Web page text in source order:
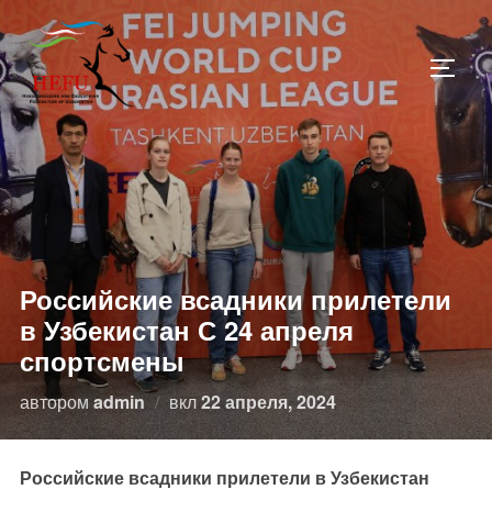
Перейти
к
содержимому
Российские всадники прилетели
в Узбекистан С 24 апреля
спортсмены
авторомadmin вклОпубликовано
22 апреля, 2024
Российские всадники прилетели в Узбекистан